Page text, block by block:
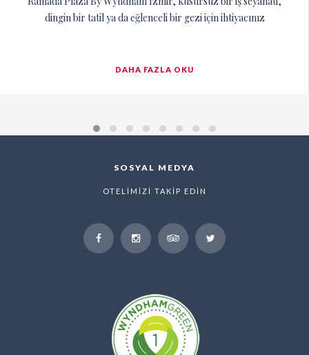
dingin bir tatil ya da eğlenceli bir gezi için ihtiyacınız
DAHA FAZLA OKU
SOSYAL MEDYA
OTELİMİZİ TAKİP EDİN